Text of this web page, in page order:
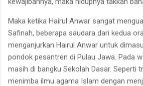
Maka ketika Hairul Anwar sangat
Safinah, beberapa saudara dari kedua
menganjurkan Hairul Anwar untuk
pondok pesantren di Pulau Jawa. Pada
masih di bangku Sekolah Dasar. Seperti
menimba ilmu agama Islam dengan